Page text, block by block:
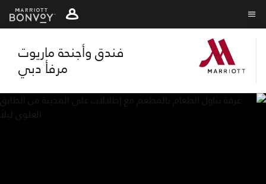
Skip
main
Skip
to
main
content
نص القائمة
فندق وأجنحة ماريوت
مرفأ دبي